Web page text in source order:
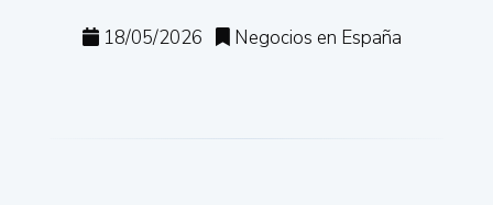
18/05/2026 Negocios en España